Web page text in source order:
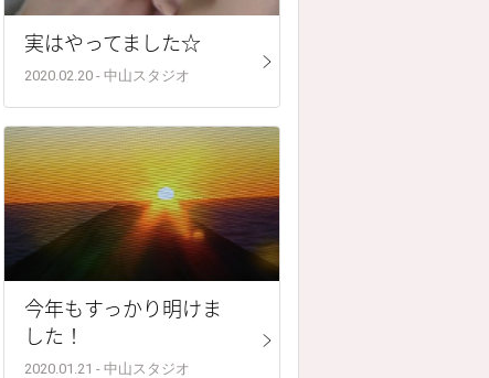
実はやってました☆
2020.02.20 - 中山スタジオ
今年もすっかり明けま
した！
2020.01.21 - 中山スタジオ